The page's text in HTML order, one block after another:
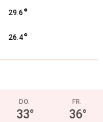
29.6 °
26.4°
DO.
33°
FR.
36°